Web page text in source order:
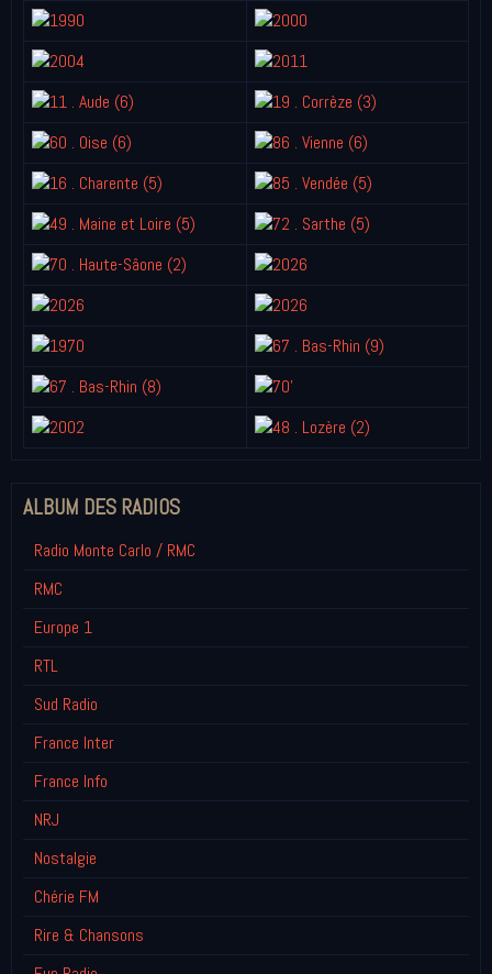
ALBUM DES RADIOS
Radio Monte Carlo / RMC
RMC
Europe 1
RTL
Sud Radio
France Inter
France Info
NRJ
Nostalgie
Chérie FM
Rire & Chansons